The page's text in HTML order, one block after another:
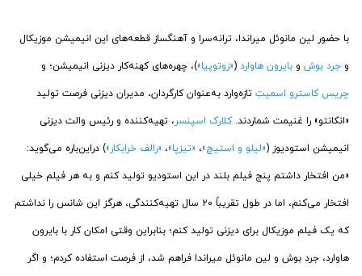
با حضور لین مانوئل میراندا، ترانه‌سرا و آهنگساز قطعه‌های این انیمیشن موزیکال
و جرد بوش و بایرون هاوارد («زوتوپیا»)، چهره‌های کهنه‌کار دیزنی انیمیشن؛ و
چریس کاسترو اسمیتِ تازه‌وارد به‌عنوان کارگردان، مدیران دیزنی فرصت تولید
«انکانتو» را غنیمت شماردند.کلارک اسپنسر، تهیه‌کننده و رئیس والت دیزنی
انیمیشن استودیوز («لیلو و استیچ»، «تیزپا»، «رالف خرابکار») در‌این‌باره می‌گوید:
«من افتخار داشتم پنج فیلم بلند در این استودیو تولید کنم و به هر فیلم خیلی
افتخار می‌کنم، اما در طول تقریباً ۲۰ سال تهیه‌کنندگی، هرگز این شانس را نداشتم
که یک فیلم موزیکال برای دیزنی تولید کنم؛ بنابراین وقتی امکان کار با بایرون
هاوارد، جرد بوش و لین مانوئل میراندا فراهم شد، از فرصت استفاده کردم؛ و اگر